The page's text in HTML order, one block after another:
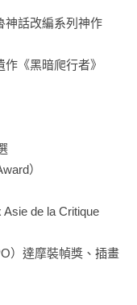
神話改編系列神作
《黑暗爬行者》
）
de la Critique
）達摩裝幀獎、插畫